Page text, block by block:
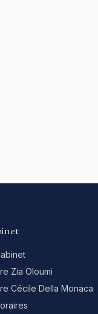
Zia Oloumi
Cécile Della Monaca